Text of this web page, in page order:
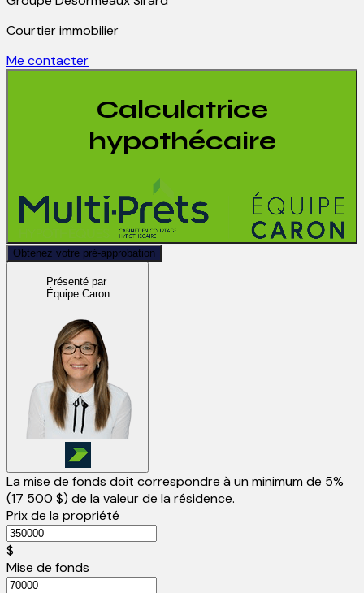
Courtier immobilier
Me contacter
Calculatrice
hypothécaire
Obtenez votre pré-approbation
Présenté par
Équipe Caron
La mise de fonds doit correspondre à un minimum de 5%
(17 500 $) de la valeur de la résidence.
Prix de la propriété
$
Mise de fonds